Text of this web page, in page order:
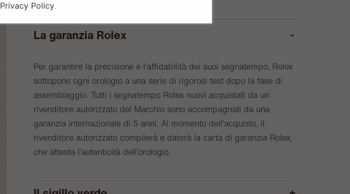
La garanzia Rolex
Per garantire la precisione e l’affidabilità dei suoi segnatempo, Rolex
sottopone ogni orologio a una serie di rigorosi test dopo la fase di
assemblaggio. Tutti i segnatempo Rolex nuovi acquistati da un
rivenditore autorizzato del Marchio sono accompagnati da una
garanzia internazionale di 5 anni. Al momento dell’acquisto, il
rivenditore autorizzato compilerà e daterà la carta di garanzia Rolex,
che attesta l’autenticità dell’orologio.
Privacy Policy